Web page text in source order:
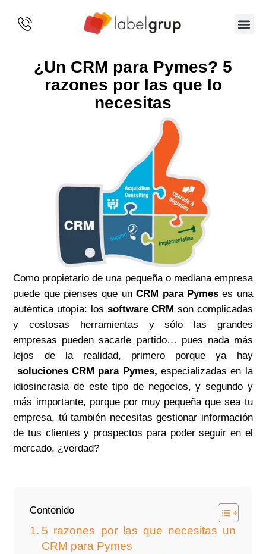
¿Un CRM para Pymes? 5
razones por las que lo
necesitas
Como propietario de una pequeña o mediana empresa
puede que pienses que unCRM para Pymeses una
auténtica utopía: los software CRM son complicadas
y costosas herramientas y sólo las grandes
empresas pueden sacarle partido… pues nada más
lejos de la realidad, primero porque ya hay
soluciones CRM para Pymes, especializadas en la
idiosincrasia de este tipo de negocios, y segundo y
más importante, porque por muy pequeña que sea tu
empresa, tú también necesitas gestionar información
de tus clientes y prospectos para poder seguir en el
mercado, ¿verdad?
Contenido
5 razones por las que necesitas un
CRM para Pymes